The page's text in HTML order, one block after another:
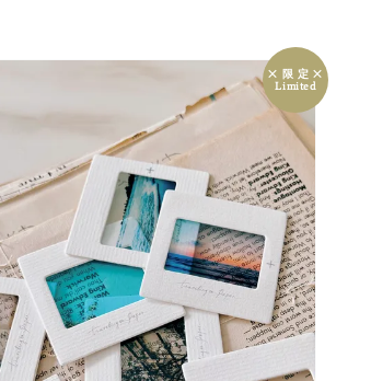
྾ 限 定 ྾
Limited